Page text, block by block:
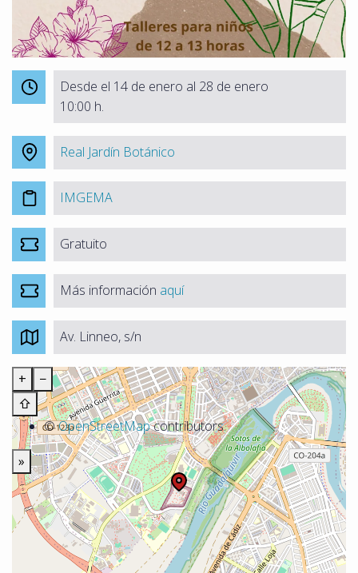
Desde el 14 de enero al 28 de enero
10:00 h.
Real Jardín Botánico
IMGEMA
Gratuito
Más información aquí
Av. Linneo, s/n
+
−
⇧
©OpenStreetMapcontributors.
»